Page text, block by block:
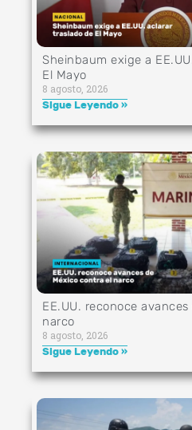
Sheinbaum exige a
El Mayo
8 agosto, 2026
Sigue Leyendo »
EE.UU. reconoce
narco
8 agosto, 2026
Sigue Leyendo »